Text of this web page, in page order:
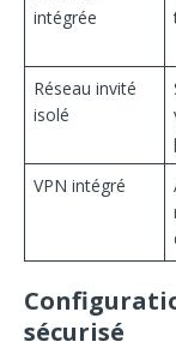
intégrée
Réseau invité
isolé
VPN intégré
sécurisé